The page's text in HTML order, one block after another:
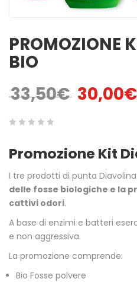
PROMOZIONE
BIO
33,50€ Il prezzo
30,00€
out
based
on
customer
ratings
Promozione Kit
I tre prodotti di punta Diavolina
delle fosse biologiche e la
cattivi odori.
A base di enzimi e batteri
e non aggressiva.
La promozione comprende:
Bio Fosse polvere
3,50€
BUSTINE
4,00€